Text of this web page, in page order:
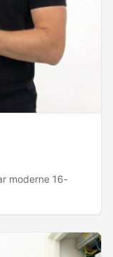
moderne 16-